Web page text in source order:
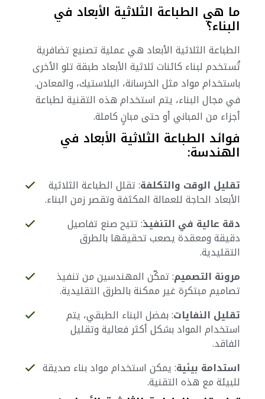
ما هي الطباعة الثلاثية الأبعاد في
البناء؟
الطباعة الثلاثية الأبعاد هي عملية تصنيع تضافرية
تُستخدم لبناء كائنات ثلاثية الأبعاد طبقة تلو الأخرى
باستخدام مواد مثل الخرسانة، البلاستيك، والمعادن.
في مجال البناء، يتم استخدام هذه التقنية لطباعة
أجزاء من المباني أو حتى مبانٍ كاملة.
فوائد الطباعة الثلاثية الأبعاد في
الهندسة:
تقليل الوقت والتكلفة: تقلل الطباعة الثلاثية
الأبعاد الحاجة للعمالة المكثفة وتقصر زمن البناء.
دقة عالية في التنفيذ: تتيح صنع تفاصيل
دقيقة ومعقدة يصعب تحقيقها بالطرق
التقليدية.
مرونة التصميم: تمكّن المهندسين من تنفيذ
تصاميم مبتكرة غير ممكنة بالطرق التقليدية.
تقليل النفايات: بفضل البناء الطبقي، يتم
استخدام المواد بشكل أكثر فعالية وتقليل
الفاقد.
استدامة بيئية: يمكن استخدام مواد بناء صديقة
للبيئة مع هذه التقنية.